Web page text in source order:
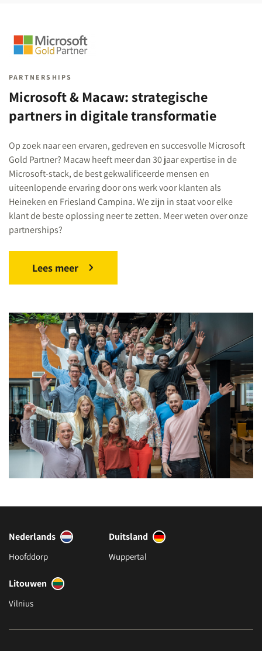
PARTNERSHIPS
Microsoft & Macaw: strategische
partners in digitale transformatie
Op zoek naar een ervaren, gedreven en succesvolle Microsoft
Gold Partner? Macaw heeft meer dan 30 jaar expertise in de
Microsoft-stack, de best gekwalificeerde mensen en
uiteenlopende ervaring door ons werk voor klanten als
Heineken en Friesland Campina. We zijn in staat voor elke
klant de beste oplossing neer te zetten. Meer weten over onze
partnerships?
Lees meer
Nederlands
Hoofddorp
Duitsland
Wuppertal
Litouwen
Vilnius